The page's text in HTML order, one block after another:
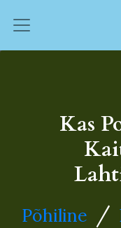
Kas
Põhiline /